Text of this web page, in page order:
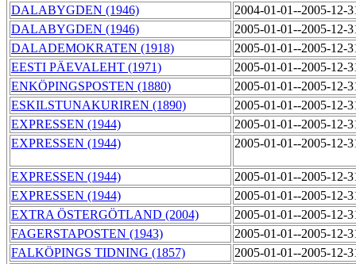
DALABYGDEN (1946)
2004-01-01--2005-12-
DALABYGDEN (1946)
2005-01-01--2005-12-
DALADEMOKRATEN (1918)
2005-01-01--2005-12-
EESTI PÄEVALEHT (1971)
2005-01-01--2005-12-
ENKÖPINGSPOSTEN (1880)
2005-01-01--2005-12-
ESKILSTUNAKURIREN (1890)
2005-01-01--2005-12-
EXPRESSEN (1944)
2005-01-01--2005-12-
EXPRESSEN (1944)
2005-01-01--2005-12-
EXPRESSEN (1944)
2005-01-01--2005-12-
EXPRESSEN (1944)
2005-01-01--2005-12-
EXTRA ÖSTERGÖTLAND (2004)
2005-01-01--2005-12-
FAGERSTAPOSTEN (1943)
2005-01-01--2005-12-
FALKÖPINGS TIDNING (1857)
2005-01-01--2005-12-